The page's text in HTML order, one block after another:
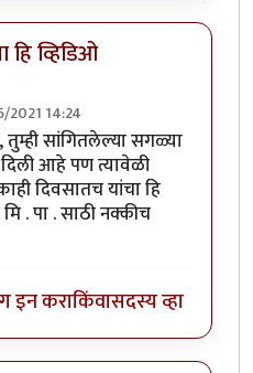
हि व्हिडिओ
2021 14:24
सोमेश्वर अभयारण्य.
सांगितलेल्या सगळ्या
आहे पण त्यावेळी
दिवसातच यांचा हि
. पा . साठी नक्कीच
इन कराकिंवासदस्य व्हा